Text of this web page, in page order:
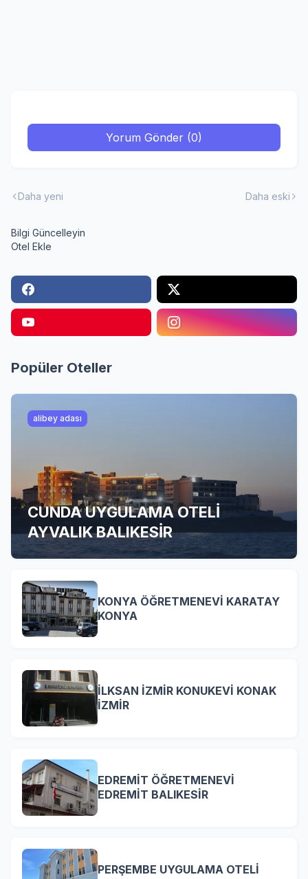
Yorum Gönder (0)
Daha yeni Daha eski
Bilgi Güncelleyin
Otel Ekle
Popüler Oteller
alibey adası
CUNDA UYGULAMA OTELİ
AYVALIK BALIKESİR
KONYA ÖĞRETMENEVİ KARATAY
KONYA
İLKSAN İZMİR KONUKEVİ KONAK
İZMİR
EDREMİT ÖĞRETMENEVİ
EDREMİT BALIKESİR
PERŞEMBE UYGULAMA OTELİ